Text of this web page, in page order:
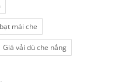
mái che
Giá vải dù che nắng